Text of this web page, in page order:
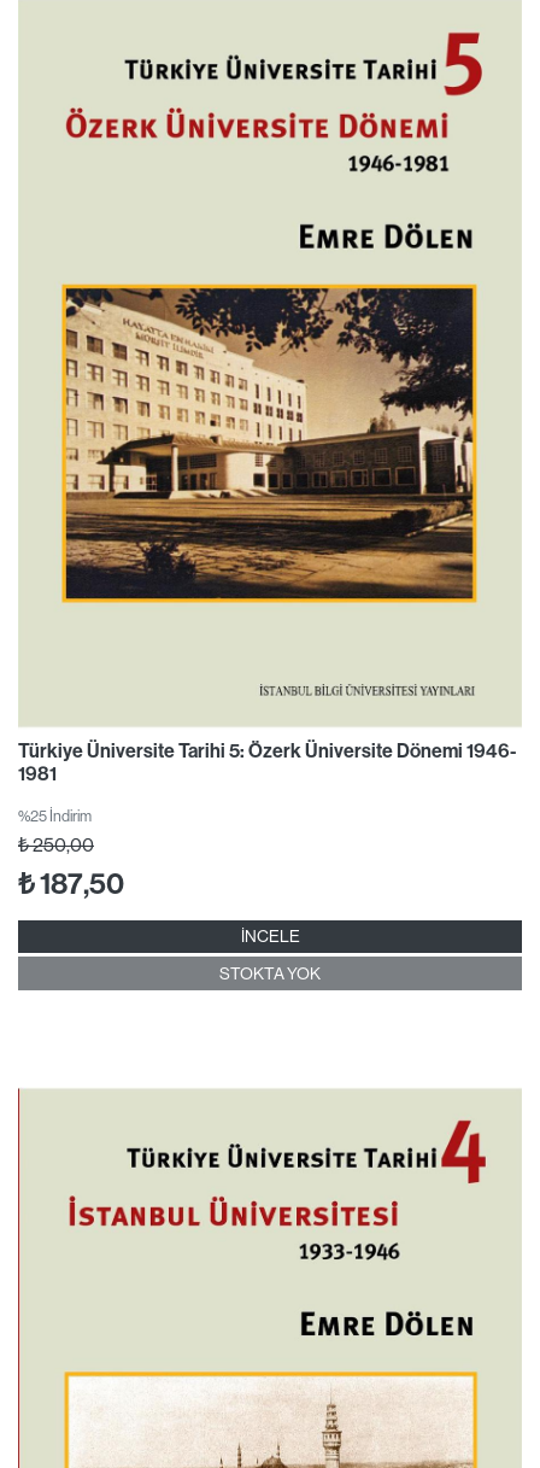
Türkiye Üniversite Tarihi 5: Özerk Üniversite Dönemi 1946-
1981
%25 İndirim
₺250,00
₺187,50
İNCELE
STOKTA YOK